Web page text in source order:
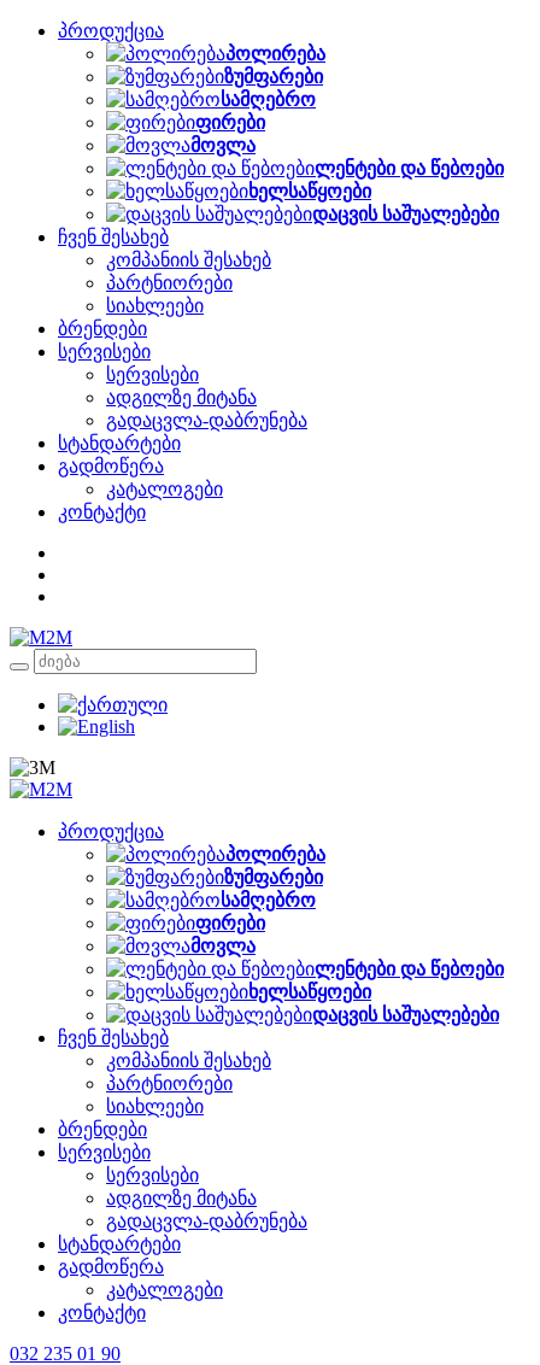
პროდუქცია
პოლირება
ზუმფარები
სამღებრო
ფირები
მოვლა
ლენტები და წებოები
ხელსაწყოები
დაცვის საშუალებები
ჩვენ შესახებ
კომპანიის შესახებ
პარტნიორები
სიახლეები
ბრენდები
სერვისები
სერვისები
ადგილზე მიტანა
გადაცვლა-დაბრუნება
სტანდარტები
გადმოწერა
კატალოგები
კონტაქტი
პროდუქცია
პოლირება
ზუმფარები
სამღებრო
ფირები
მოვლა
ლენტები და წებოები
ხელსაწყოები
დაცვის საშუალებები
ჩვენ შესახებ
კომპანიის შესახებ
პარტნიორები
სიახლეები
ბრენდები
სერვისები
სერვისები
ადგილზე მიტანა
გადაცვლა-დაბრუნება
სტანდარტები
გადმოწერა
კატალოგები
კონტაქტი
032 235 01 90